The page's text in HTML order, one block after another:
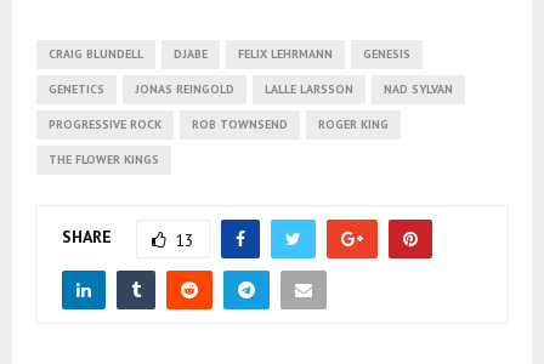
CRAIG BLUNDELL DJABE FELIX LEHRMANN GENESIS
GENETICS JONAS REINGOLD LALLE LARSSON NAD SYLVAN
PROGRESSIVE ROCK ROB TOWNSEND ROGER KING
THE FLOWER KINGS
SHARE 13